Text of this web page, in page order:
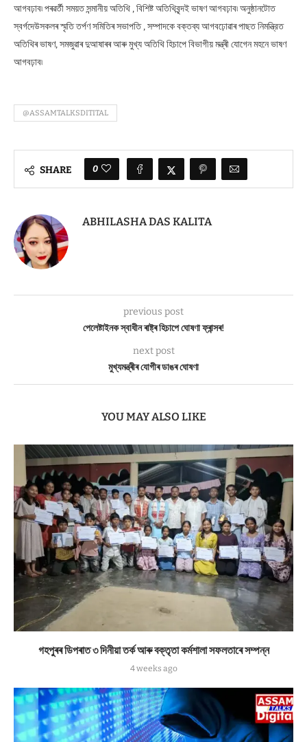
আগবঢ়াব৷ পৰৱৰ্তী সময়ত সন্মানীয় অতিথি , বিশিষ্ট অতিথিবৃন্দই ভাষণ আগবঢ়াব৷ অনুষ্ঠানটোত
স্বৰ্গদেউসকলৰ স্মৃতি তর্পণ সমিতিৰ সভাপতি , সম্পাদকে বক্তব্য আগবঢ়োৱাৰ পাছত নিমন্ত্রিত
অতিথিৰ ভাষণ, সমজুৱাৰ দুআষাৰৰ আৰু মুখ্য অতিথি হিচাপে বিভাগীয় মন্ত্ৰী যোগেন মহনে ভাষণ
আগবঢ়াব৷
@ASSAMTALKSDITITAL
SHARE 0
ABHILASHA DAS KALITA
previous post
পেলেষ্টাইনক স্বাধীন ৰাষ্ট্ৰ হিচাপে ঘোষণা ফ্ৰান্সৰ!
next post
মুখ্যমন্ত্ৰীৰ যোগীৰ ডাঙৰ ঘোষণা
YOU MAY ALSO LIKE
গহপুৰৰ ডিপৰাত ৩ দিনীয়া তৰ্ক আৰু বক্তৃতা কৰ্মশালা সফলতাৰে সম্পন্ন
4 weeks ago